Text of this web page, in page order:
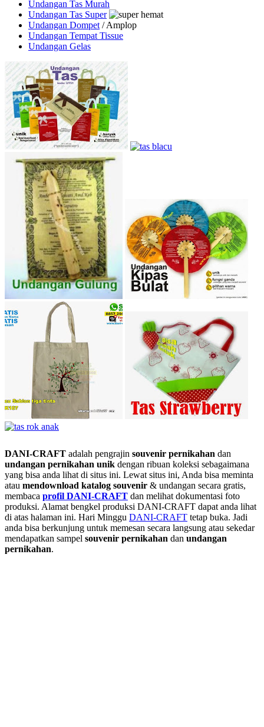
Undangan Tas Murah
Undangan Tas Super
Undangan Dompet / Amplop
Undangan Tempat Tissue
Undangan Gelas
DANI-CRAFT adalah pengrajin souvenir pernikahan dan
undangan pernikahan unik dengan ribuan koleksi sebagaimana
yang bisa anda lihat di situs ini. Lewat situs ini, Anda bisa meminta
atau mendownload katalog souvenir & undangan secara gratis,
membaca profil DANI-CRAFT dan melihat dokumentasi foto
produksi. Alamat bengkel produksi DANI-CRAFT dapat anda lihat
di atas halaman ini. Hari Minggu DANI-CRAFT tetap buka. Jadi
anda bisa berkunjung untuk memesan secara langsung atau sekedar
mendapatkan sampel souvenir pernikahan dan undangan
pernikahan.